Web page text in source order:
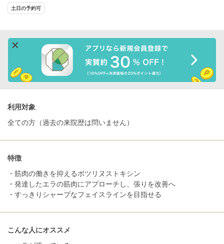
土日の予約可
利用対象
全ての方（過去の来院歴は問いません）
特徴
・筋肉の働きを抑えるボツリヌストキシン
・発達したエラの筋肉にアプローチし、張りを改善へ
・すっきりシャープなフェイスラインを目指せる
こんな人にオススメ